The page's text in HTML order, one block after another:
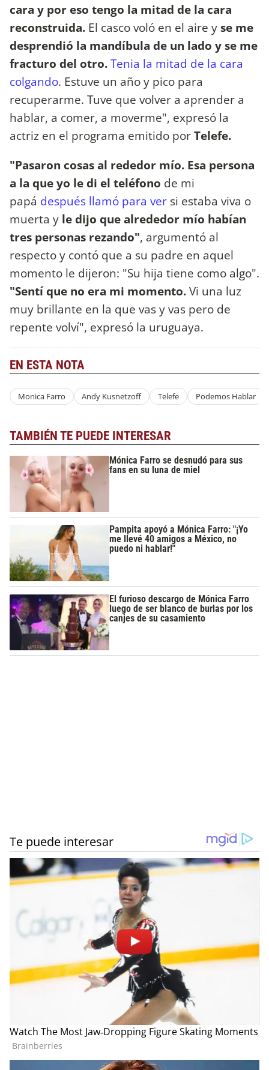
cara y por eso tengo la mitad de la cara
reconstruida. El casco voló en el aire yse me
desprendió la mandíbula de un lado y se me
fracturo del otro.Tenia la mitad de la cara
colgando. Estuve un año y pico para
recuperarme. Tuve que volver a aprender a
hablar, a comer, a moverme", expresó la
actriz en el programa emitido porTelefe.
"Pasaron cosas al rededor mío. Esa persona
a la que yo le di el teléfono de mi
papá después llamó para ver si estaba viva o
muerta y le dijo que alrededor mío habían
tres personas rezando", argumentó al
respecto y contó que a su padre en aquel
momento le dijeron: "Su hija tiene como algo".
"Sentí que no era mi momento.Vi una luz
muy brillante en la que vas y vas pero de
repente volví", expresó la uruguaya.
EN ESTA NOTA
Monica Farro Andy Kusnetzoff Telefe Podemos Hablar
TAMBIÉN TE PUEDE INTERESAR
Mónica Farro se desnudó para sus
fans en su luna de miel
Pampita apoyó a Mónica Farro: "¡Yo
me llevé 40 amigos a México, no
puedo ni hablar!"
El furioso descargo de Mónica Farro
luego de ser blanco de burlas por los
canjes de su casamiento